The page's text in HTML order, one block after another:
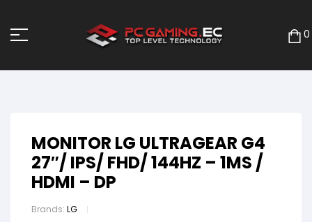
0
MONITOR LG ULTRAGEAR G4
27″/ IPS/ FHD/ 144HZ – 1MS /
HDMI – DP
Brands: LG